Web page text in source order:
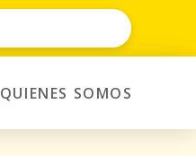
QUIENES SOMOS